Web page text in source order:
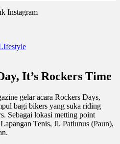
It’s Rockers Time
gelar acara Rockers Days,
bagi bikers yang suka riding
Sebagai lokasi metting point
Tenis, Jl. Patiunus (Paun),